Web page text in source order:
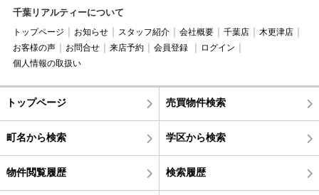
千葉リアルティーについて
トップページ お知らせ スタッフ紹介 会社概要 千葉店
木更津店
お客様の声
お問合せ 来店予約 会員登録
ログイン
個人情報の取扱い
トップページ 売買物件検索
町名から検索 学区から検索
物件閲覧履歴 検索履歴